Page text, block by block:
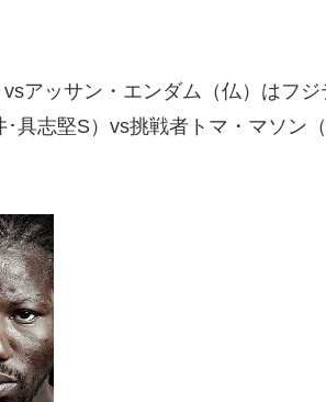
アッサン・エンダム（仏）はフ
具志堅S）vs挑戦者トマ・マソン